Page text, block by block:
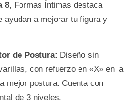
8, Formas Íntimas destaca
ayudan a mejorar tu figura y
de Postura: Diseño sin
con refuerzo en «X» en la
mejor postura. Cuenta con
de 3 niveles.